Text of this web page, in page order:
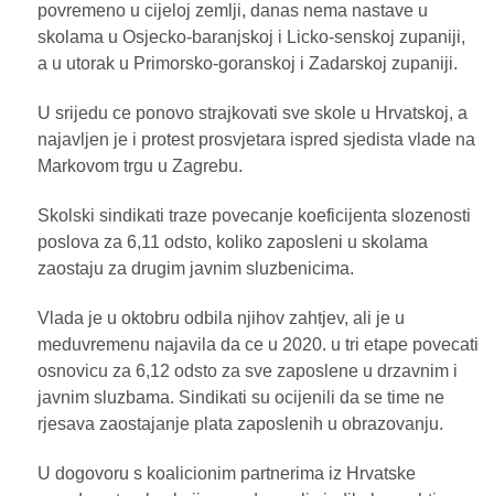
povremeno u cijeloj zemlji, danas nema nastave u
skolama u Osjecko-baranjskoj i Licko-senskoj zupaniji,
a u utorak u Primorsko-goranskoj i Zadarskoj zupaniji.
U srijedu ce ponovo strajkovati sve skole u Hrvatskoj, a
najavljen je i protest prosvjetara ispred sjedista vlade na
Markovom trgu u Zagrebu.
Skolski sindikati traze povecanje koeficijenta slozenosti
poslova za 6,11 odsto, koliko zaposleni u skolama
zaostaju za drugim javnim sluzbenicima.
Vlada je u oktobru odbila njihov zahtjev, ali je u
meduvremenu najavila da ce u 2020. u tri etape povecati
osnovicu za 6,12 odsto za sve zaposlene u drzavnim i
javnim sluzbama. Sindikati su ocijenili da se time ne
rjesava zaostajanje plata zaposlenih u obrazovanju.
U dogovoru s koalicionim partnerima iz Hrvatske